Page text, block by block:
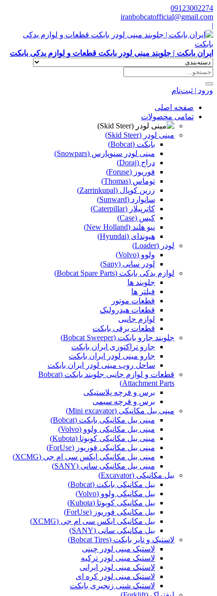
09123002274
iranbobcatofficial@gmail.com
|
ایران بابکت | جلوبند مینی لودر بابکت قطعات و لوازم یدکی بابکت
ورود | ثبت‌نام
صفحه اصلی
تمامی محصولات
مینی لودر (Skid Steer)
بابکت (Bobcat)
مینی لودر سنوپارس (Snowpars)
دراج (Doraj)
فوریوز (Foruse)
توماس (Thomas)
زرین کوپال (Zarrinkupal)
سانوارد (Sunward)
کاترپیلار (Caterpillar)
کیس (Case)
نیو هلند (New Holland)
هیوندای (Hyundai)
لودر (Loader)
ولوو (Volvo)
لودر سانی (Sany)
لوازم یدکی بابکت (Bobcat Spare Parts)
جلوبند ها
فیلتر ها
قطعات موتور
قطعات هیدرولیک
لوازم جانبی
قطعات برقی بابکت
جلوبند جارو بابکت (Bobcat Sweeper)
جارو تراکتوری ایران بابکت
جارو مینی لودر ایران بابکت
ساحل روب مینی لودر ایران بابکت
قطعات و لوازم جانبی جلوبند بابکت (Bobcat
Attachment Parts)
برس و فرچه پلاستیکی
برس و فرچه سیمی
مینی بیل مکانیکی (Mini excavator)
مینی بیل مکانیکی بابکت (Bobcat)
مینی بیل مکانیکی ولوو (Volvo)
مینی بیل مکانیکی کوبوتا (Kubota)
مینی بیل مکانیکی فوریوز (ForUse)
مینی بیل مکانیکی ایکس سی ام جی (XCMG)
مینی بیل مکانیکی سانی (SANY)
بیل مکانیکی (Excavator)
بیل مکانیکی بابکت (Bobcat)
بیل مکانیکی ولوو (Volvo)
بیل مکانیکی کوبوتا (Kubota)
بیل مکانیکی فوریوز (ForUse)
بیل مکانیکی ایکس سی ام جی (XCMG)
بیل مکانیکی سانی (SANY)
لاستیک و تایر بابکت (Bobcat Tires)
لاستیک مینی لودر چینی
لاستیک مینی لودر ترکیه
لاستیک مینی لودر ایرانی
لاستیک مینی لودر کره ای
لاستیک شنی زنجیری بابکت